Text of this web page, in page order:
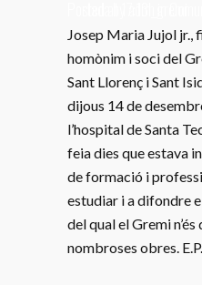
Josep Maria Jujol jr.,
homònim i soci del
Sant Llorenç i Sant
dijous 14 de
l’hospital de Santa
feia dies que estava
de formació i
estudiar i a difondre
del qual el Gremi
nombroses obres.